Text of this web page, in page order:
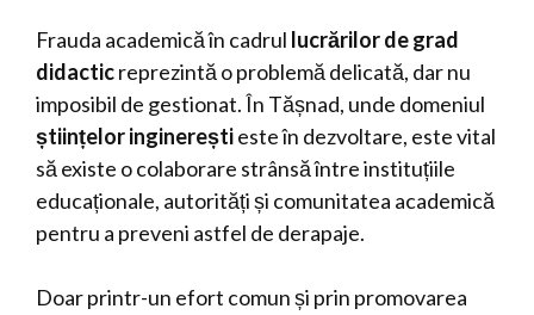
Frauda academică în cadrul lucrărilor de grad
didacticreprezintă o problemă delicată, dar nu
imposibil de gestionat. În Tășnad, unde domeniul
științelor inginereștieste în dezvoltare, este vital
să existe o colaborare strânsă între instituțiile
educaționale, autorități și comunitatea academică
pentru a preveni astfel de derapaje.
Doar printr-un efort comun și prin promovarea